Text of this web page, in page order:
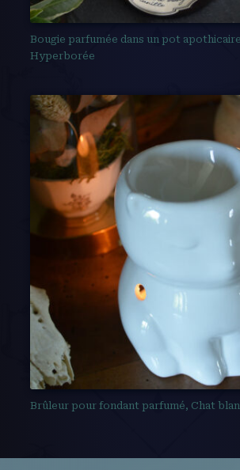
Bougie parfumée dans un pot
Hyperborée
Brûleur pour fondant parfumé, Chat